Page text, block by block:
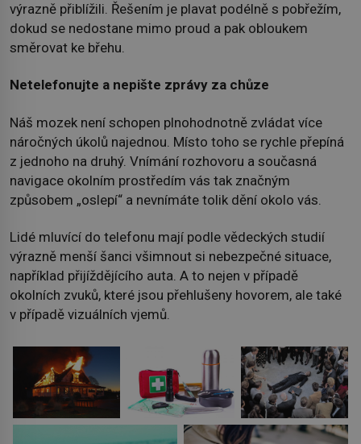
výrazně přiblížili. Řešením je plavat podélně s pobřežím,
dokud se nedostane mimo proud a pak obloukem
směrovat ke břehu.
Netelefonujte a nepište zprávy za chůze
Náš mozek není schopen plnohodnotně zvládat více
náročných úkolů najednou. Místo toho se rychle přepíná
z jednoho na druhý. Vnímání rozhovoru a současná
navigace okolním prostředím vás tak značným
způsobem „oslepí“ a nevnímáte tolik dění okolo vás.
Lidé mluvící do telefonu mají podle vědeckých studií
výrazně menší šanci všimnout si nebezpečné situace,
například přijíždějícího auta. A to nejen v případě
okolních zvuků, které jsou přehlušeny hovorem, ale také
v případě vizuálních vjemů.